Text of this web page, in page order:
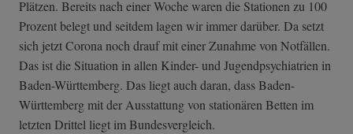
Plätzen. Bereits nach einer Woche waren die Stationen zu 100
Prozent belegt und seitdem lagen wir immer darüber. Da setzt
sich jetzt Corona noch drauf mit einer Zunahme von Notfällen.
Das ist die Situation in allen Kinder- und Jugendpsychiatrien in
Baden-Württemberg. Das liegt auch daran, dass Baden-
Württemberg mit der Ausstattung von stationären Betten im
letzten Drittel liegt im Bundesvergleich.